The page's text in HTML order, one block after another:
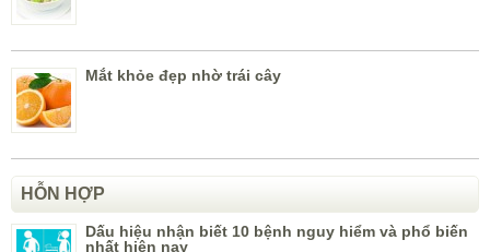
Mắt khỏe đẹp nhờ trái cây
HỖN HỢP
Dấu hiệu nhận biết 10 bệnh nguy hiểm và phổ biến
nhất hiện nay